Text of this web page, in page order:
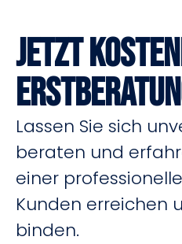
Jetzt
Lassen Sie sich
beraten und
einer
Kunden erreichen
binden.